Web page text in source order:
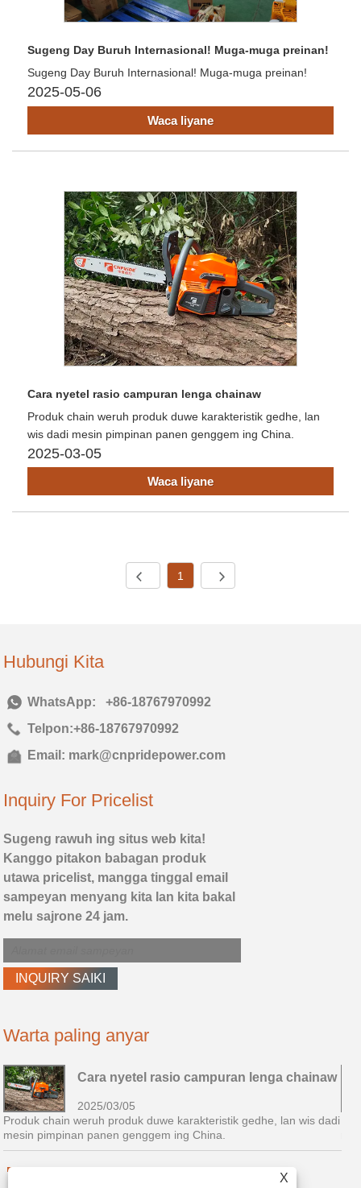
Sugeng Day Buruh Internasional! Muga-muga preinan!
Sugeng Day Buruh Internasional! Muga-muga preinan!
2025-05-06
Waca liyane
Cara nyetel rasio campuran lenga chainaw
Produk chain weruh produk duwe karakteristik gedhe, lan
wis dadi mesin pimpinan panen genggem ing China.
2025-03-05
Waca liyane
1
Hubungi Kita
Telp:+86-18767970992
Telpon:+86-18767970992
Email: mark@cnpridepower.com
Inquiry For Pricelist
Sugeng rawuh ing situs web kita!
Kanggo pitakon babagan produk
utawa pricelist, mangga tinggal email
sampeyan menyang kita lan kita bakal
melu sajrone 24 jam.
Warta paling anyar
Cara nyetel rasio campuran lenga chainaw
2025/03/05
Produk chain weruh produk duwe karakteristik gedhe, lan wis dadi
mesin pimpinan panen genggem ing China.
X